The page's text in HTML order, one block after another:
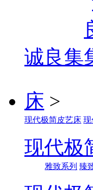
诚良集
床 >
现代极简皮艺床 现
现代极
雅致系列 臻